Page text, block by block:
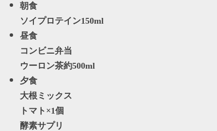
朝食
ソイプロテイン150ml
昼食
コンビニ弁当
ウーロン茶約500ml
夕食
大根ミックス
トマト×1個
酵素サプリ